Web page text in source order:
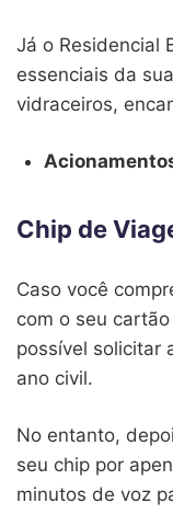
Já o Residencial
essenciais da
vidraceiros,
Chip de
Caso você
com o seu
possível solicitar
ano civil.
No entanto,
seu chip por
minutos de voz